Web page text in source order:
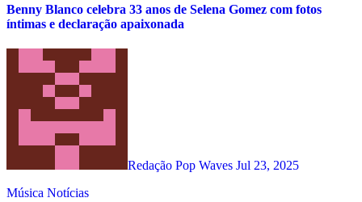
Benny Blanco celebra 33 anos de Selena Gomez com fotos
íntimas e declaração apaixonada
Redação Pop Waves Jul 23, 2025
Música Notícias